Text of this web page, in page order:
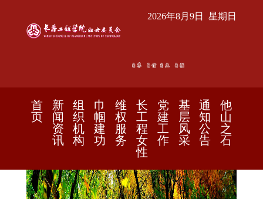
2026年8月9日 星期日
首
页
新
闻
资
讯
组
织
机
构
巾
帼
建
功
维
权
服
务
长
工
程
女
性
党
建
工
作
基
层
风
采
通
知
公
告
他
山
之
石